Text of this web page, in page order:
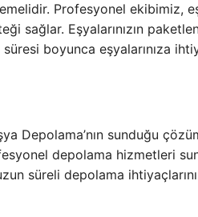
Profesyonel ekibimiz,
sağlar. Eşyalarınızın
süresi boyunca eşyalarınıza
Depolama’nın sunduğu
depolama hizmetleri
süreli depolama